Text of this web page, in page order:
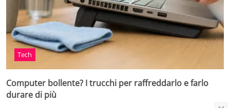
Tech
Computer bollente? I trucchi per raffreddarlo e farlo
durare di più